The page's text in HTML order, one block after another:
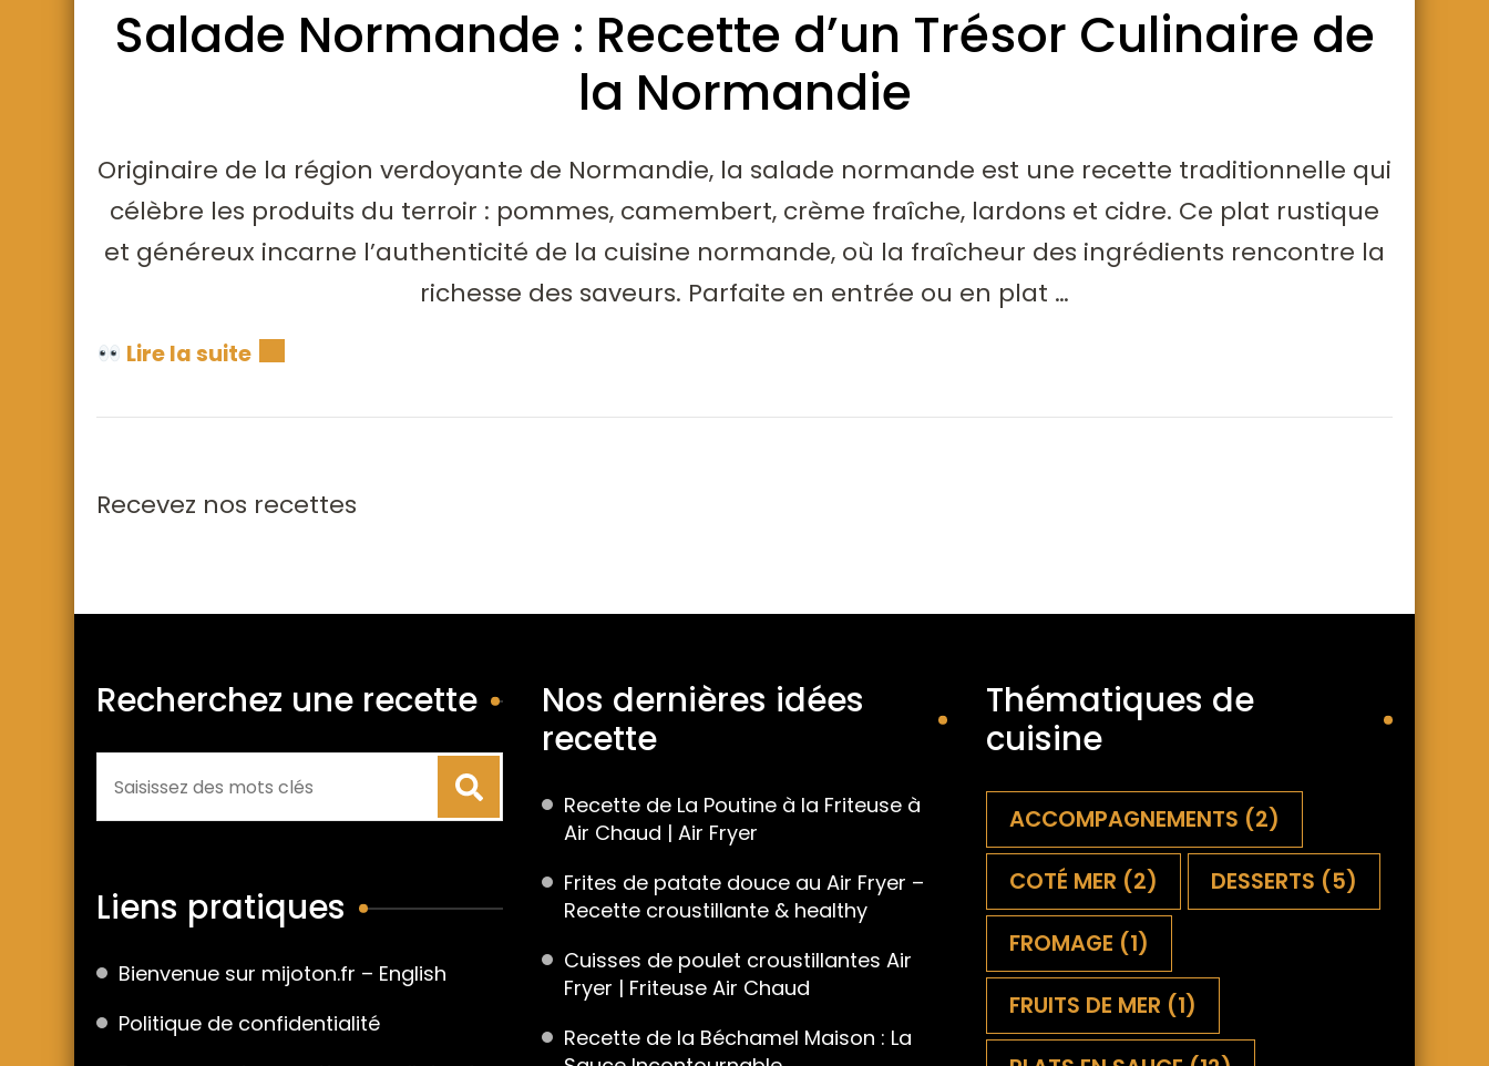
Salade Normande : Recette d’un Trésor Culinaire de
la Normandie
Originaire de la région verdoyante de Normandie, la salade normande est une recette traditionnelle qui
célèbre les produits du terroir : pommes, camembert, crème fraîche, lardons et cidre. Ce plat rustique
et généreux incarne l’authenticité de la cuisine normande, où la fraîcheur des ingrédients rencontre la
richesse des saveurs. Parfaite en entrée ou en plat …
Lire la suite
Recevez nos recettes
Recherchez une recette
Liens pratiques
Bienvenue sur mijoton.fr – English
Politique de confidentialité
Nos dernières idées
recette
Recette de La Poutine à la Friteuse à
Air Chaud | Air Fryer
Frites de patate douce au Air Fryer –
Recette croustillante & healthy
Cuisses de poulet croustillantes Air
Fryer | Friteuse Air Chaud
Recette de la Béchamel Maison : La
Thématiques de
cuisine
ACCOMPAGNEMENTS (2)
COTÉ MER (2) DESSERTS (5)
FROMAGE (1)
FRUITS DE MER (1)